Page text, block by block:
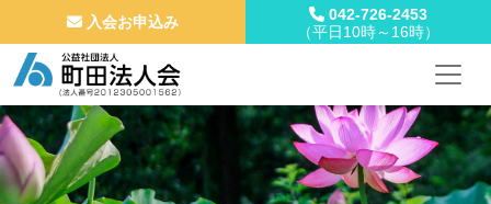
コンテンツへスキップ
メインナビゲーション
入会お申込み
042-726-2453
（平日10時～16時）